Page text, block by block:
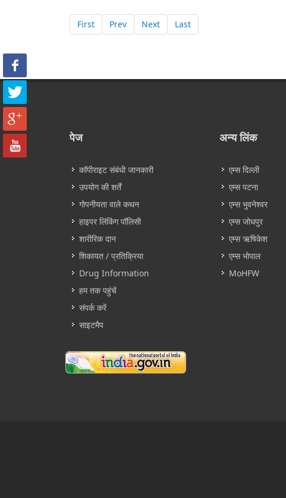
First Prev Next Last
पेज
कॉपीराइट संबंधी जानकारी
उपयोग की शर्तें
गोपनीयता वाले कथन
हाइपर लिंकिंग पॉलिसी
शारीरिक दान
शिकायत / प्रतिक्रिया
Drug Information
हम तक पहुंचें
संपर्क करें
साइटमैप
अन्य लिंक
एम्स दिल्ली
एम्स पटना
एम्स भुवनेश्वर
एम्स जोधपुर
एम्स ऋषिकेश
एम्स भोपाल
MoHFW